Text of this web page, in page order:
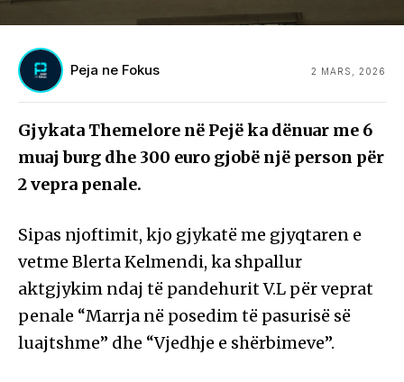
Peja ne Fokus 2 MARS, 2026
Gjykata Themelore në Pejë ka dënuar me 6
muaj burg dhe 300 euro gjobë një person për
2 vepra penale.
Sipas njoftimit, kjo gjykatë me gjyqtaren e
vetme Blerta Kelmendi, ka shpallur
aktgjykim ndaj të pandehurit V.L për veprat
penale “Marrja në posedim të pasurisë së
luajtshme” dhe “Vjedhje e shërbimeve”.